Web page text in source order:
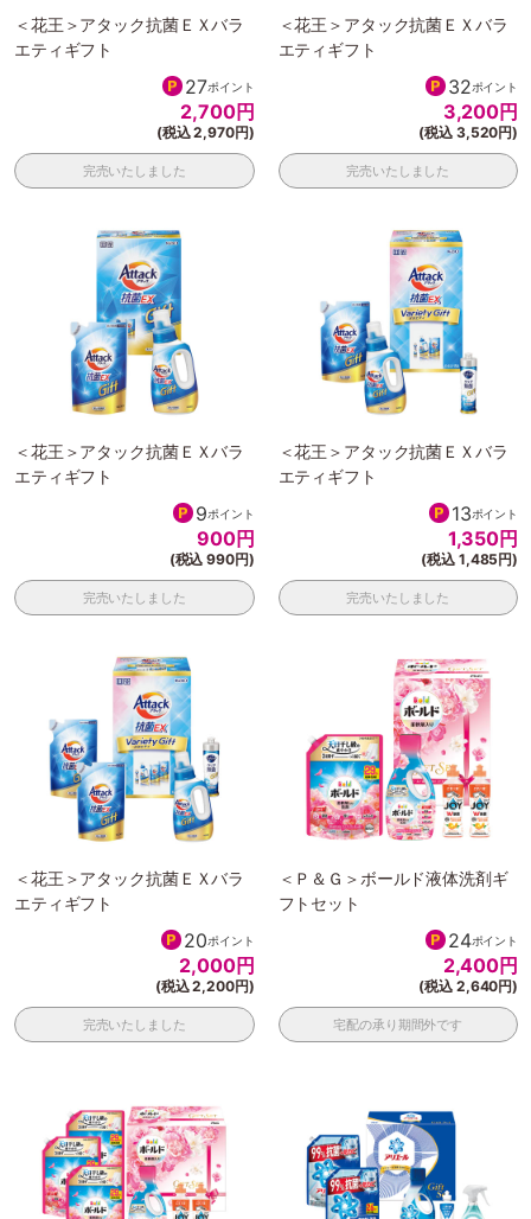
＜花王＞アタック抗菌ＥＸバラ
エティギフト
27ポイント
2,700円
(税込 2,970円)
完売いたしました
＜花王＞アタック抗菌ＥＸバラ
エティギフト
32ポイント
3,200円
(税込 3,520円)
完売いたしました
＜花王＞アタック抗菌ＥＸバラ
エティギフト
9ポイント
900円
(税込 990円)
完売いたしました
＜花王＞アタック抗菌ＥＸバラ
エティギフト
13ポイント
1,350円
(税込 1,485円)
完売いたしました
＜花王＞アタック抗菌ＥＸバラ
エティギフト
20ポイント
2,000円
(税込 2,200円)
完売いたしました
＜Ｐ＆Ｇ＞ボールド液体洗剤ギ
フトセット
24ポイント
2,400円
(税込 2,640円)
宅配の承り期間外です